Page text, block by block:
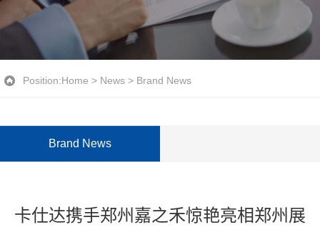
Position:Home > News > Brand News
Brand News
卡仕达携手郑州嘉之禾惊艳亮相郑州展